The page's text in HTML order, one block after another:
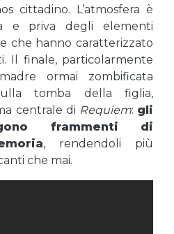
cittadino. L’atmosfera è
e priva degli elementi
che hanno caratterizzato
Il finale, particolarmente
ormai zombificata
tomba della figlia,
centrale di Requiem: gli
frammenti di
, rendendoli più
che mai.